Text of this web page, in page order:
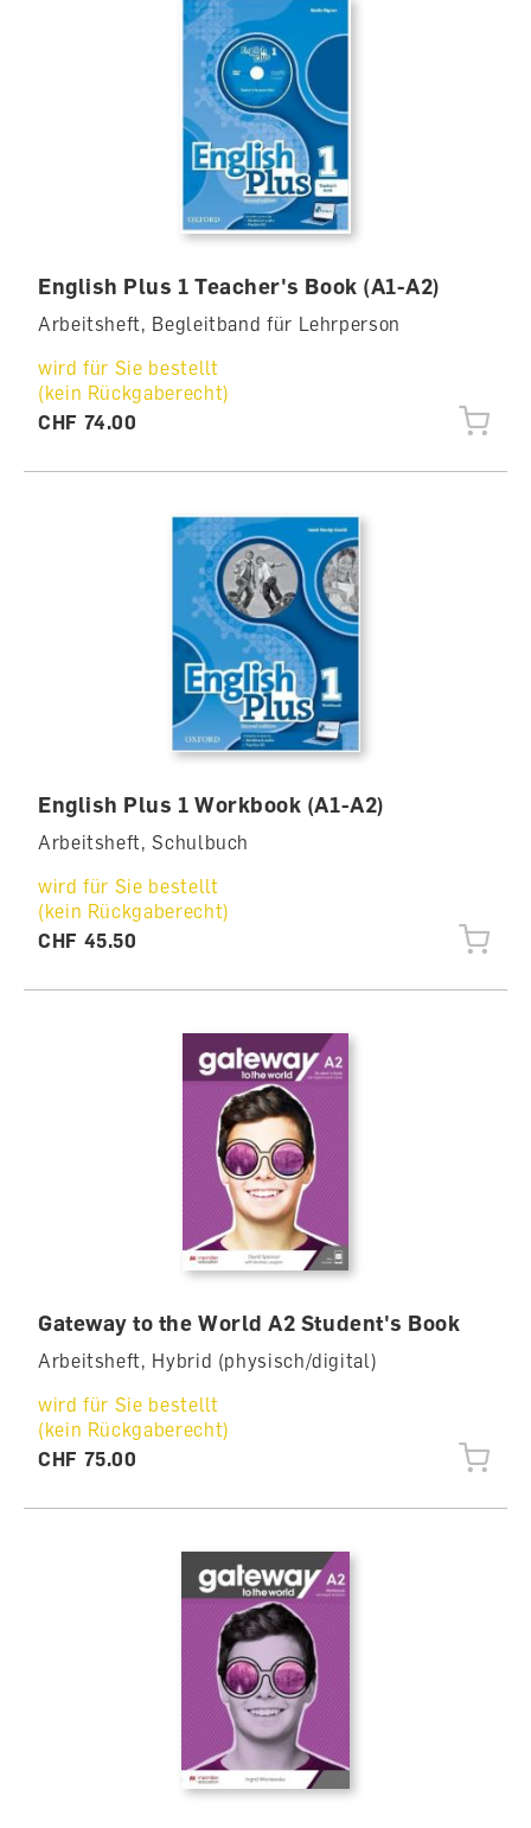
English Plus 1 Teacher's Book (A1-A2)
Arbeitsheft, Begleitband für Lehrperson
wird für Sie bestellt
(kein Rückgaberecht)
CHF 74.00
English Plus 1 Workbook (A1-A2)
Arbeitsheft, Schulbuch
wird für Sie bestellt
(kein Rückgaberecht)
CHF 45.50
Gateway to the World A2 Student's Book
Arbeitsheft, Hybrid (physisch/digital)
wird für Sie bestellt
(kein Rückgaberecht)
CHF 75.00